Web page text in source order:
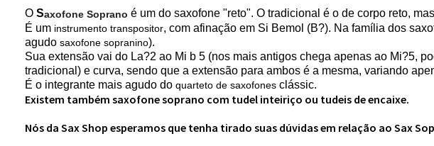
O Saxofone Soprano é um do saxofone "reto". O tradicional é o de corpo reto,
É um instrumento transpositor, com afinação em Si Bemol (B?). Na família dos
agudo saxofone sopranino).
Sua extensão vai do La?2 ao Mi b 5 (nos mais antigos chega apenas ao Mi?5,
tradicional) e curva, sendo que a extensão para ambos é a mesma, variando
É o integrante mais agudo do quarteto de saxofones clássic.
Existem também saxofone soprano com tudel inteiriço ou tudeis de encaixe.
Nós da Sax Shop esperamos que tenha tirado suas dúvidas em relação ao Sax